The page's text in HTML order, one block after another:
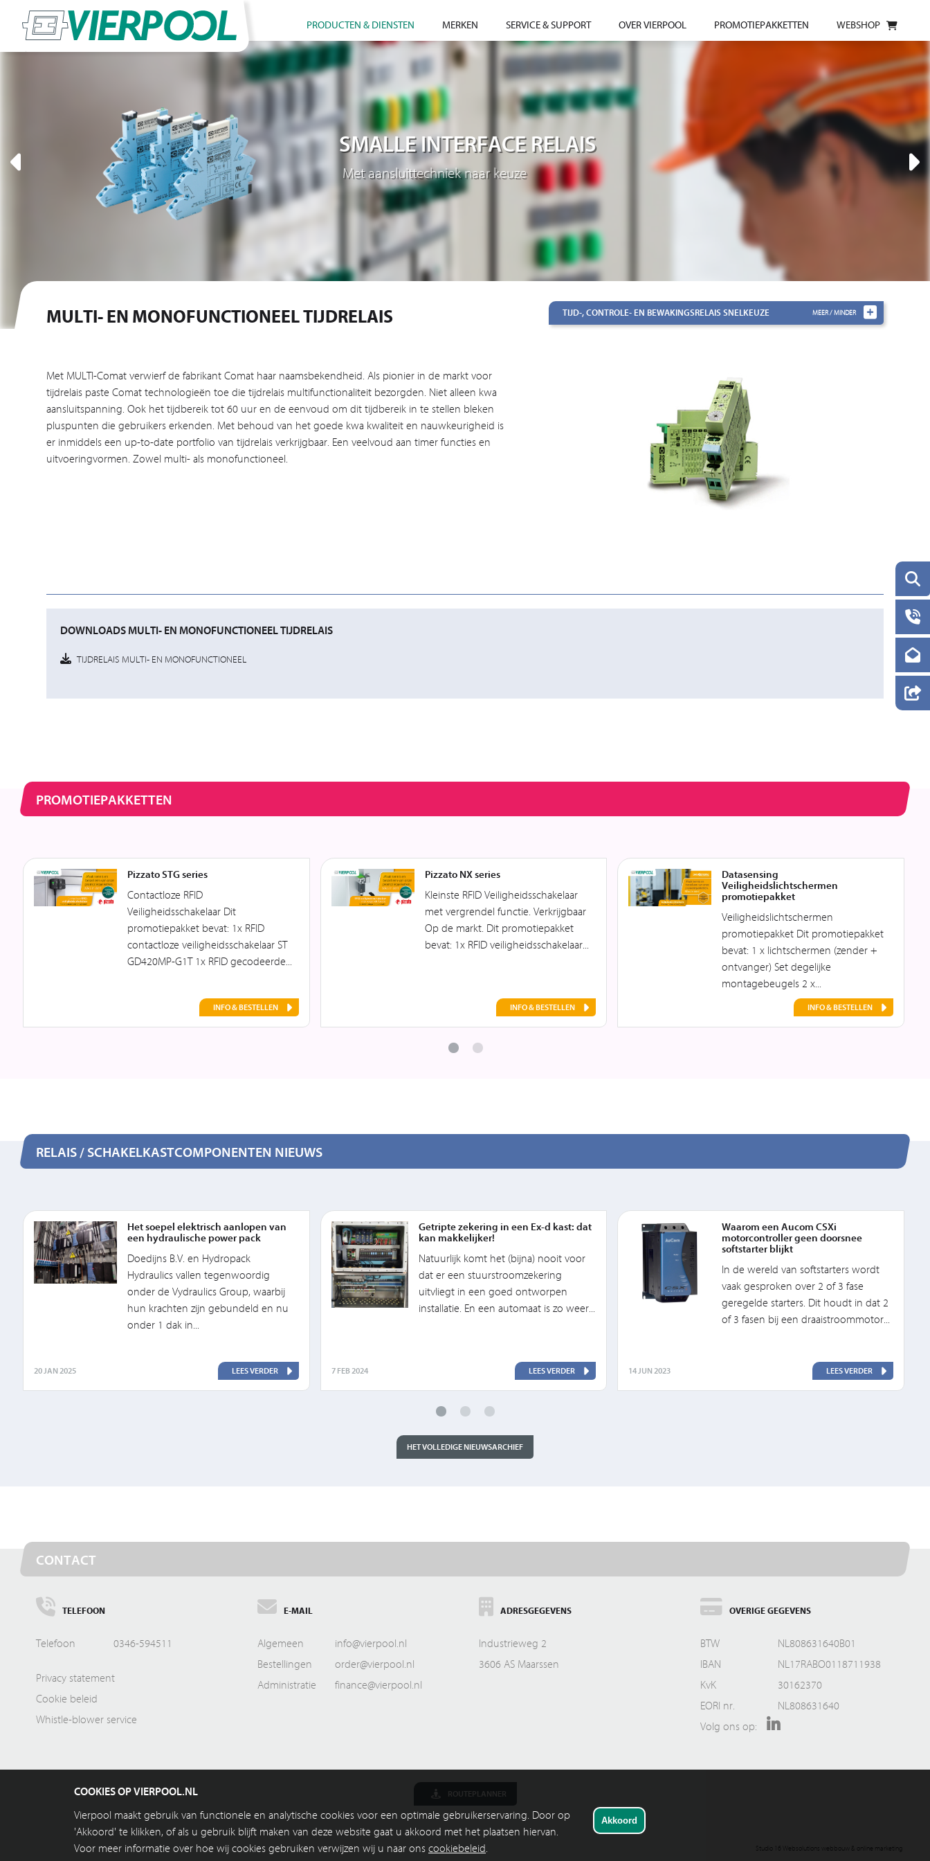
SMALLE INTERFACE RELAIS
Met aansluittechniek naar keuze
PRODUCTEN & DIENSTEN MERKEN SERVICE & SUPPORT OVER VIERPOOL PROMOTIEPAKKETTEN WEBSHOP
MULTI- EN MONOFUNCTIONEEL TIJDRELAIS
Met MULTI-Comat verwierf de fabrikant Comat haar naamsbekendheid. Als pionier in de markt voor
tijdrelais paste Comat technologieën toe die tijdrelais multifunctionaliteit bezorgden. Niet alleen kwa
aansluitspanning. Ook het tijdbereik tot 60 uur en de eenvoud om dit tijdbereik in te stellen bleken
pluspunten die gebruikers erkenden. Met behoud van het goede kwa kwaliteit en nauwkeurigheid is
er inmiddels een up-to-date portfolio van tijdrelais verkrijgbaar. Een veelvoud aan timer functies en
uitvoeringvormen. Zowel multi- als monofunctioneel.
DOWNLOADS MULTI- EN MONOFUNCTIONEEL TIJDRELAIS
TIJDRELAIS MULTI- EN MONOFUNCTIONEEL
TIJD-, CONTROLE- EN BEWAKINGSRELAISSNELKEUZE
PROMOTIEPAKKETTEN
Pizzato STG series
Contactloze RFID
Veiligheidsschakelaar Dit
promotiepakket bevat: 1x RFID
contactloze veiligheidsschakelaar ST
GD420MP-G1T 1x RFID gecodeerde...
INFO & BESTELLEN
Pizzato NX series
Kleinste RFID Veiligheidsschakelaar
met vergrendel functie. Verkrijgbaar
Op de markt. Dit promotiepakket
bevat: 1x RFID veiligheidsschakelaar...
INFO & BESTELLEN
Datasensing
Veiligheidslichtschermen
promotiepakket
Veiligheidslichtschermen
promotiepakket Dit promotiepakket
bevat: 1 x lichtschermen (zender +
ontvanger) Set degelijke
montagebeugels 2 x...
INFO & BESTELLEN
RELAIS / SCHAKELKASTCOMPONENTEN NIEUWS
Het soepel elektrisch aanlopen van
een hydraulische power pack
Doedijns B.V. en Hydropack
Hydraulics vallen tegenwoordig
onder de Vydraulics Group, waarbij
hun krachten zijn gebundeld en nu
onder 1 dak in...
20 JAN 2025 LEES VERDER
Getripte zekering in een Ex-d kast: dat
kan makkelijker!
Natuurlijk komt het (bijna) nooit voor
dat er een stuurstroomzekering
uitvliegt in een goed ontworpen
installatie. En een automaat is zo weer...
7 FEB 2024 LEES VERDER
Waarom een Aucom CSXi
motorcontroller geen doorsnee
softstarter blijkt
In de wereld van softstarters wordt
vaak gesproken over 2 of 3 fase
geregelde starters. Dit houdt in dat 2
of 3 fasen bij een draaistroommotor...
14 JUN 2023 LEES VERDER
HET VOLLEDIGE NIEUWSARCHIEF
CONTACT
TELEFOON
Telefoon 0346-594511
Privacy statement
Cookie beleid
Whistle-blower service
E-MAIL
Algemeen
info@vierpool.nl
Bestellingen
order@vierpool.nl
Administratie
finance@vierpool.nl
ADRESGEGEVENS
Industrieweg 2
3606 AS Maarssen
OVERIGE GEGEVENS
BTW
NL808631640B01
IBAN
NL17RABO0118711938
KvK
30162370
EORI nr.
NL808631640
Volg ons op:
ROUTEPLANNER
Studio 16 Websolutions webbouw & online marketing
COOKIES OP VIERPOOL.NL
Vierpool maakt gebruik van functionele en analytische cookies voor een optimale gebruikerservaring. Door op
'Akkoord' te klikken, of als u gebruik blijft maken van deze website gaat u akkoord met het plaatsen hiervan.
Voor meer informatie over hoe wij cookies gebruiken verwijzen wij u naar ons cookiebeleid.